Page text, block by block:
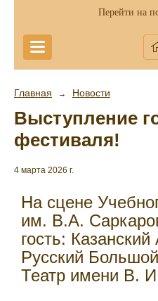
Перейти на
Главная → Новости
Выступление
фестиваля!
4 марта 2026 г.
На сцене
им. В.А.
гость:
Русский
Театр имени В.